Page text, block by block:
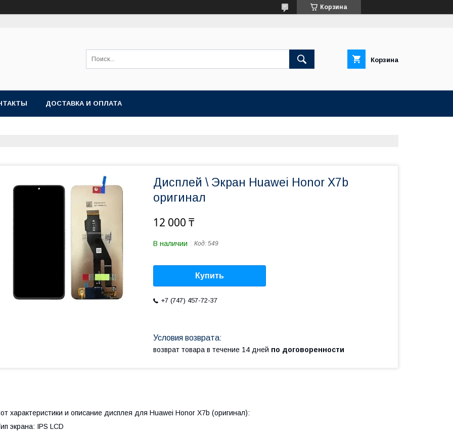
Корзина
Корзина
ДОСТАВКА И ОПЛАТА
Дисплей \ Экран Huawei Honor X7b
оригинал
12 000 ₸
В наличии Код: 549
Купить
+7 (747) 457-72-37
возврат товара в течение 14 дней по договоренности
характеристики и описание дисплея для Huawei Honor X7b (оригинал):
экрана: IPS LCD